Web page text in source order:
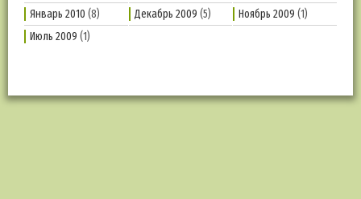
Январь 2010 (8) Декабрь 2009 (5) Ноябрь 2009 (1)
Июль 2009 (1)